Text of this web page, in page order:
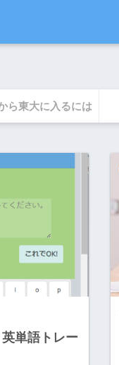
ら東大に入るには
英単語トレー